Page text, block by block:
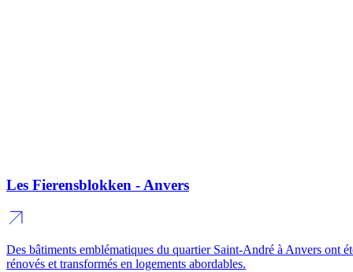
Les Fierensblokken - Anvers
Des bâtiments emblématiques du quartier Saint-André à Anvers ont
rénovés et transformés en logements abordables.